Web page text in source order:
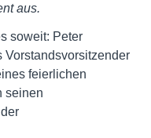
aus.
soweit: Peter
Vorstandsvorsitzender
feierlichen
seinen